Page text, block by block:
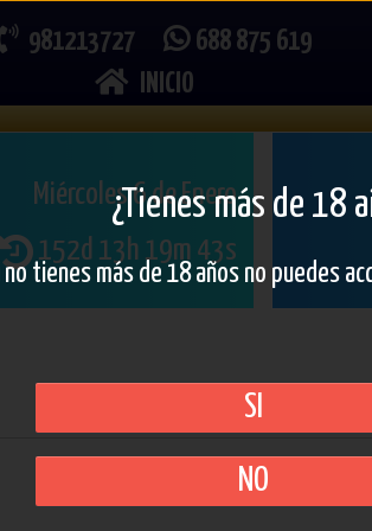
981213727
688 875 619
INICIO
Miércoles 6 de Enero
152d 13h 19m 42s
Busca tu número
¿Tienes más de 18
no tienes más de 18 años no puedes
SI
NO